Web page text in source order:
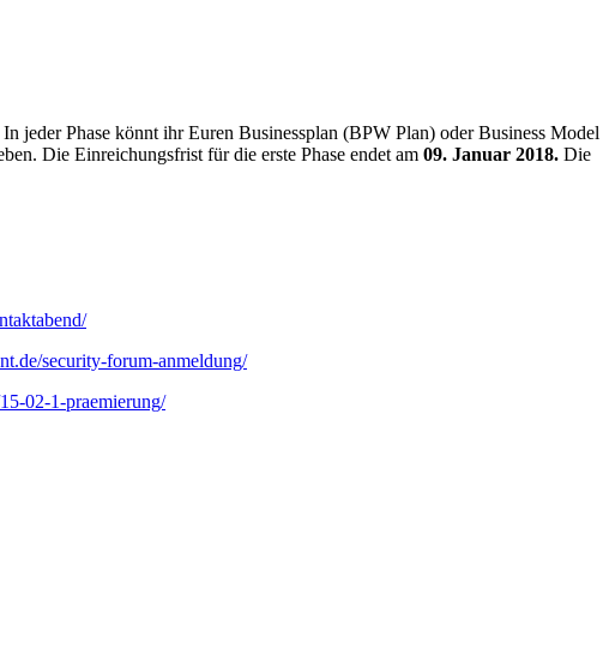
jeder Phase könnt ihr Euren Businessplan (BPW Plan) oder Business Model
Die Einreichungsfrist für die erste Phase endet am 09. Januar 2018. Die
security-forum-anmeldung/
02-1-praemierung/